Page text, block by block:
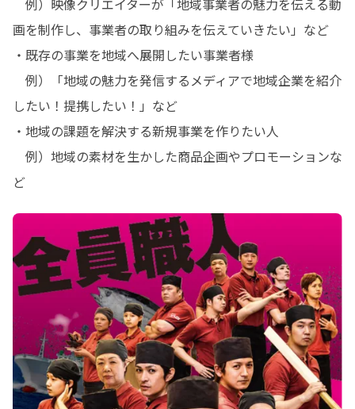
例）映像クリエイターが「地域事業者の魅力を伝える動
画を制作し、事業者の取り組みを伝えていきたい」など
・既存の事業を地域へ展開したい事業者様
例）「地域の魅力を発信するメディアで地域企業を紹介
したい！提携したい！」など
・地域の課題を解決する新規事業を作りたい人
例）地域の素材を生かした商品企画やプロモーションな
ど